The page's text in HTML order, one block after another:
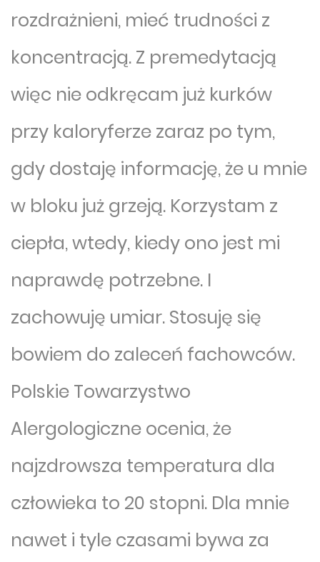
rozdrażnieni, mieć trudności z
koncentracją. Z premedytacją
więc nie odkręcam już kurków
przy kaloryferze zaraz po tym,
gdy dostaję informację, że u mnie
w bloku już grzeją. Korzystam z
ciepła, wtedy, kiedy ono jest mi
naprawdę potrzebne. I
zachowuję umiar. Stosuję się
bowiem do zaleceń fachowców.
Polskie Towarzystwo
Alergologiczne ocenia, że
najzdrowsza temperatura dla
człowieka to 20 stopni. Dla mnie
nawet i tyle czasami bywa za